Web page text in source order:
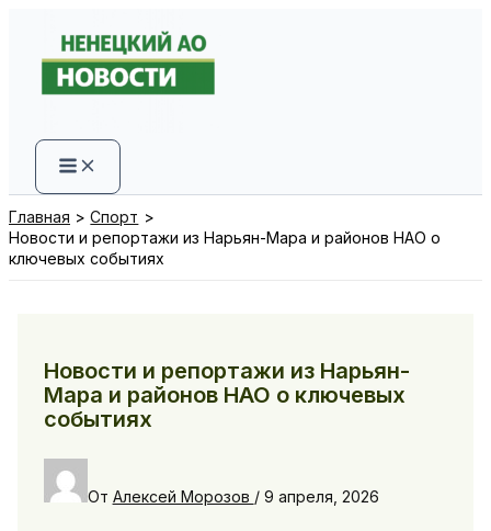
содержимому
Главная
Спорт
Новости и репортажи из Нарьян-Мара и районов НАО о
ключевых событиях
Новости и репортажи из Нарьян-
Мара и районов НАО о ключевых
событиях
От Алексей Морозов / 9 апреля, 2026